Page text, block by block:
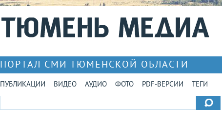
ПОРТАЛ СМИ ТЮМЕНСКОЙ ОБЛАСТИ
ПУБЛИКАЦИИ ВИДЕО АУДИО ФОТО PDF-ВЕРСИИ ТЕГИ